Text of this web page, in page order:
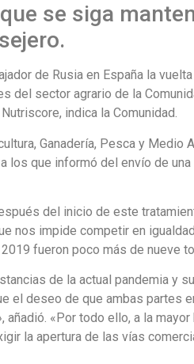
se siga
de Rusia en España la
del sector agrario de la
indica la Comunidad.
Ganadería, Pesca y Medio
los que informó del envío de
del inicio de este
nos impide competir en
fueron poco más de nueve
de la actual pandemia
el deseo de que ambas partes
«Por todo ello, a la
la apertura de las vías